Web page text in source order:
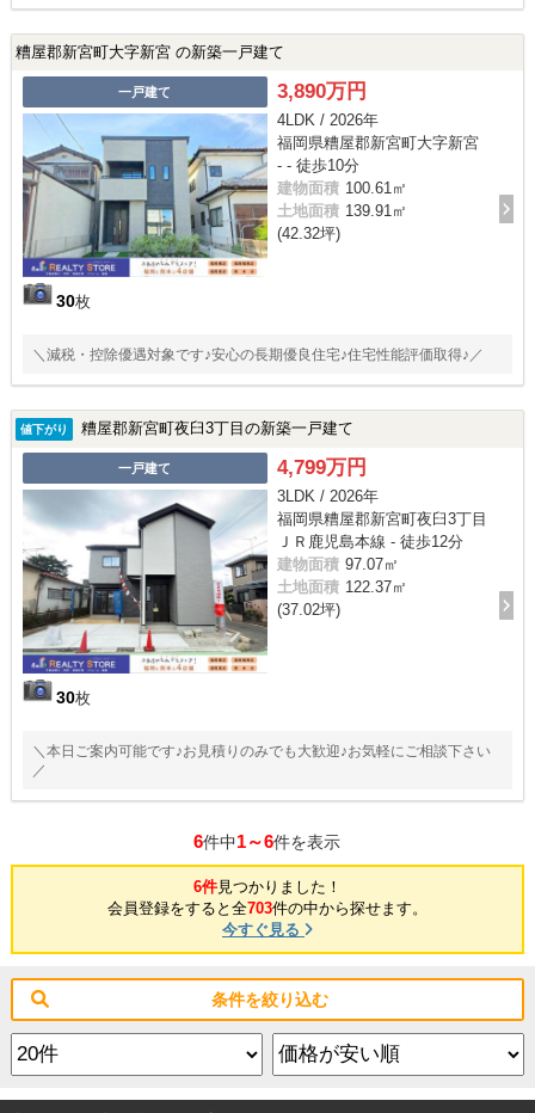
糟屋郡新宮町大字新宮 の新築一戸建て
一戸建て
30枚
3,890万円
4LDK / 2026年
福岡県糟屋郡新宮町大字新宮
- - 徒歩10分
建物面積 100.61㎡
土地面積 139.91㎡
(42.32坪)
＼減税・控除優遇対象です♪安心の長期優良住宅♪住宅性能評価取得♪／
値下がり 糟屋郡新宮町夜臼3丁目の新築一戸建て
一戸建て
30枚
4,799万円
3LDK / 2026年
福岡県糟屋郡新宮町夜臼3丁目
ＪＲ鹿児島本線 - 徒歩12分
建物面積 97.07㎡
土地面積 122.37㎡
(37.02坪)
＼本日ご案内可能です♪お見積りのみでも大歓迎♪お気軽にご相談下さい
／
6件中1～6件を表示
6件見つかりました！
会員登録をすると全703件の中から探せます。
今すぐ見る
条件を絞り込む